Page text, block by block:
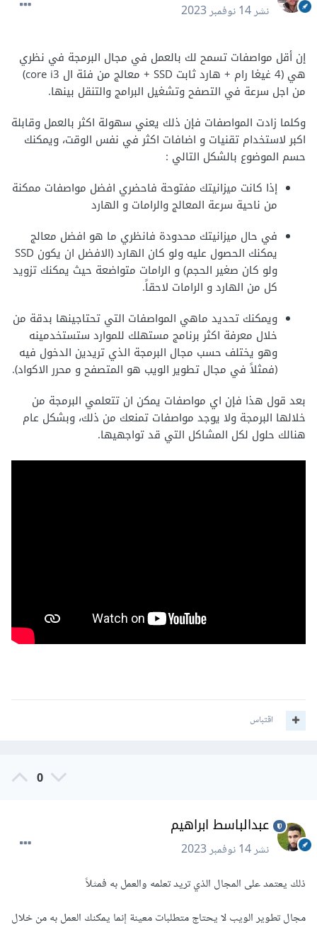
نشر14 نوفمبر 2023
إن أقل مواصفات تسمح لك بالعمل في مجال البرمجة في نظري
هي (4 غيغا رام + هارد ثابت SSD + معالج من فئة ال core i3)
من اجل سرعة في التصفح وتشغيل البرامج والتنقل بينها.
وكلما زادت المواصفات فإن ذلك يعني سهولة اكثر بالعمل وقابلة
اكبر لاستخدام تقنيات و اضافات اكثر في نفس الوقت، ويمكنك
حسم الموضوع بالشكل التالي
إذا كانت ميزانيتك مفتوحة فاحضري افضل مواصفات ممكنة
من ناحية سرعة المعالج والرامات و الهارد
في حال ميزانيتك محدودة فانظري ما هو افضل معالج
يمكنك الحصول عليه ولو كان الهارد (الافضل ان يكون SSD
ولو كان صغير الحجم) و الرامات متواضعة حيث يمكنك تزويد
كل من الهارد و الرامات لاحقاً.
ويمكنك تحديد ماهي المواصفات التي تحتاجينها بدقة من
خلال معرفة اكثر برنامج مستهلك للموارد ستستخدمينه
وهو يختلف حسب مجال البرمجة الذي تريدين الدخول فيه
(فمثلاً في مجال تطوير الويب هو المتصفح و محرر الاكواد).
بعد قول هذا فإن اي مواصفات يمكن ان تتعلمي البرمجة من
خلالها البرمجة ولا يوجد مواصفات تمنعك من ذلك، وبشكل عام
هنالك حلول لكل المشاكل التي قد تواجهيها.
اقتباس
0
عبدالباسط ابراهيم
نشر14 نوفمبر 2023
ذلك يعتمد على المجال الذي تريد تعلمه والعمل به فمثلاً
مجال تطوير الويب لا يحتاج متطلبات معينة إنما يمكنك العمل به من خلال